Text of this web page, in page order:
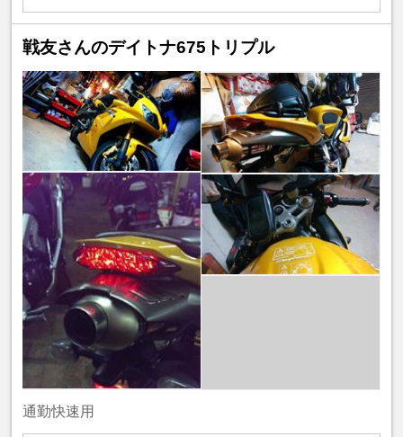
戦友さんのデイトナ675トリプル
通勤快速用